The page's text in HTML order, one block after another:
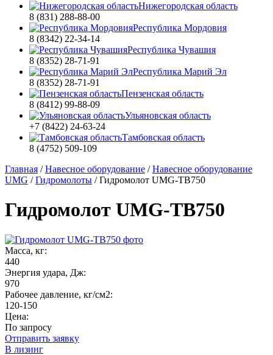
Нижегородская область
8 (831) 288-88-00
Республика Мордовия
8 (8342) 22-34-14
Республика Чувашия
8 (8352) 28-71-91
Республика Марий Эл
8 (8352) 28-71-91
Пензенская область
8 (8412) 99-88-09
Ульяновская область
+7 (8422) 24-63-24
Тамбовская область
8 (4752) 509-109
Главная /Навесное оборудование /Навесное оборудование
UMG /Гидромолоты /Гидромолот UMG-TB750
Гидромолот UMG-TB750
Масса, кг:
440
Энергия удара, Дж:
970
Рабочее давление, кг/см2:
120-150
Цена:
По запросу
Отправить заявку
В лизинг